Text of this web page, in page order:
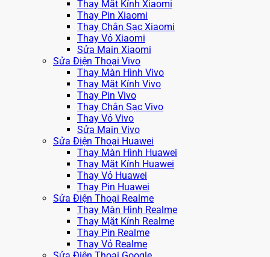
Thay Mặt Kính Xiaomi
Thay Pin Xiaomi
Thay Chân Sạc Xiaomi
Thay Vỏ Xiaomi
Sửa Main Xiaomi
Sửa Điện Thoại Vivo
Thay Màn Hình Vivo
Thay Mặt Kính Vivo
Thay Pin Vivo
Thay Chân Sạc Vivo
Thay Vỏ Vivo
Sửa Main Vivo
Sửa Điện Thoại Huawei
Thay Màn Hình Huawei
Thay Mặt Kính Huawei
Thay Vỏ Huawei
Thay Pin Huawei
Sửa Điện Thoại Realme
Thay Màn Hình Realme
Thay Mặt Kính Realme
Thay Pin Realme
Thay Vỏ Realme